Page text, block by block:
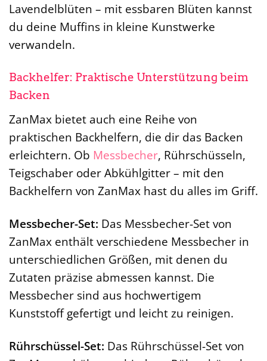
Lavendelblüten – mit essbaren Blüten kannst
du deine Muffins in kleine Kunstwerke
verwandeln.
Backhelfer: Praktische Unterstützung beim
Backen
ZanMax bietet auch eine Reihe von
praktischen Backhelfern, die dir das Backen
erleichtern. Ob Messbecher, Rührschüsseln,
Teigschaber oder Abkühlgitter – mit den
Backhelfern von ZanMax hast du alles im Griff.
Messbecher-Set: Das Messbecher-Set von
ZanMax enthält verschiedene Messbecher in
unterschiedlichen Größen, mit denen du
Zutaten präzise abmessen kannst. Die
Messbecher sind aus hochwertigem
Kunststoff gefertigt und leicht zu reinigen.
Rührschüssel-Set: Das Rührschüssel-Set von